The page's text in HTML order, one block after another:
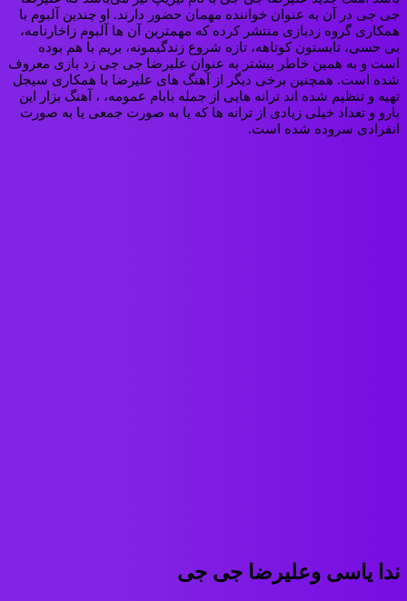
جی جی در آن به عنوان خواننده مهمان حضور دارند. او چندین آلبوم با
همکاری گروه زدبازی منتشر کرده که مهمترین آن ها آلبوم زاخارنامه،
بی حسی، تابستون کوتاهه، تازه شروع زندگیمونه، بریم با هم بوده
است و به همین خاطر بیشتر به عنوان علیرضا جی جی زد بازی معروف
شده است. همچنین برخی دیگر از آهنگ های علیرضا با همکاری سیجل
تهیه و تنظیم شده اند ترانه هایی از جمله بابام عمومه، ، آهنگ بزار این
بارو و تعداد خیلی زیادی از ترانه ها که یا به صورت جمعی یا به صورت
انفرادی سروده شده است.
ندا یاسی وعلیرضا جی جی